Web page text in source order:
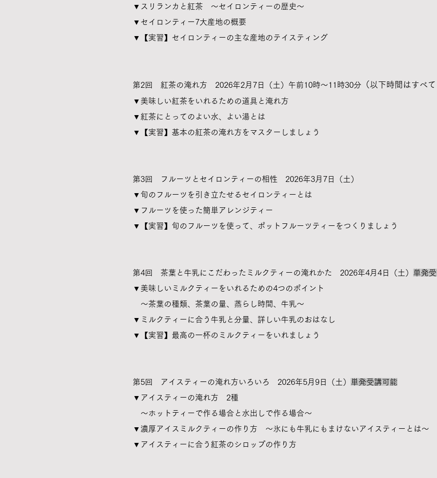
▼スリランカと紅茶 ～セイロンティーの歴史～
▼セイロンティー7大産地の概要
▼【実習】セイロンティーの主な産地のテイスティング
​第2回 紅茶の淹れ方 2026年2月7日（土）午前10時～11時30分 （以下時間はすべ
▼美味しい紅茶をいれるための道具と淹れ方
▼紅茶にとってのよい水、よい湯とは
▼【実習】基本の紅茶の淹れ方をマスターしましょう
第3回 フルーツとセイロンティーの相性 2026年3月7日（土）
▼旬のフルーツを引き立たせるセイロンティーとは
▼フルーツを使った簡単アレンジティー
▼【実習】旬のフルーツを使って、ポットフルーツティーをつくりましょう
​第4回 茶葉と牛乳にこだわったミルクティーの淹れかた 2026年4月4日（土）
単発
▼美味しいミルクティーをいれるための4つのポイント
～茶葉の種類、茶葉の量、蒸らし時間、牛乳～
▼ミルクティーに合う牛乳と分量、詳しい牛乳のおはなし
▼【実習】最高の一杯のミルクティーをいれましょう
第5回 アイスティーの淹れ方いろいろ 2026年5月9日（土）
単発受講可能
▼ アイスティーの淹れ方 2種
～ホットティーで作る場合と水出しで作る場合～
▼濃厚アイスミルクティーの作り方 ～氷にも牛乳にもまけないアイスティーとは～
▼アイスティーに合う紅茶のシロップの作り方